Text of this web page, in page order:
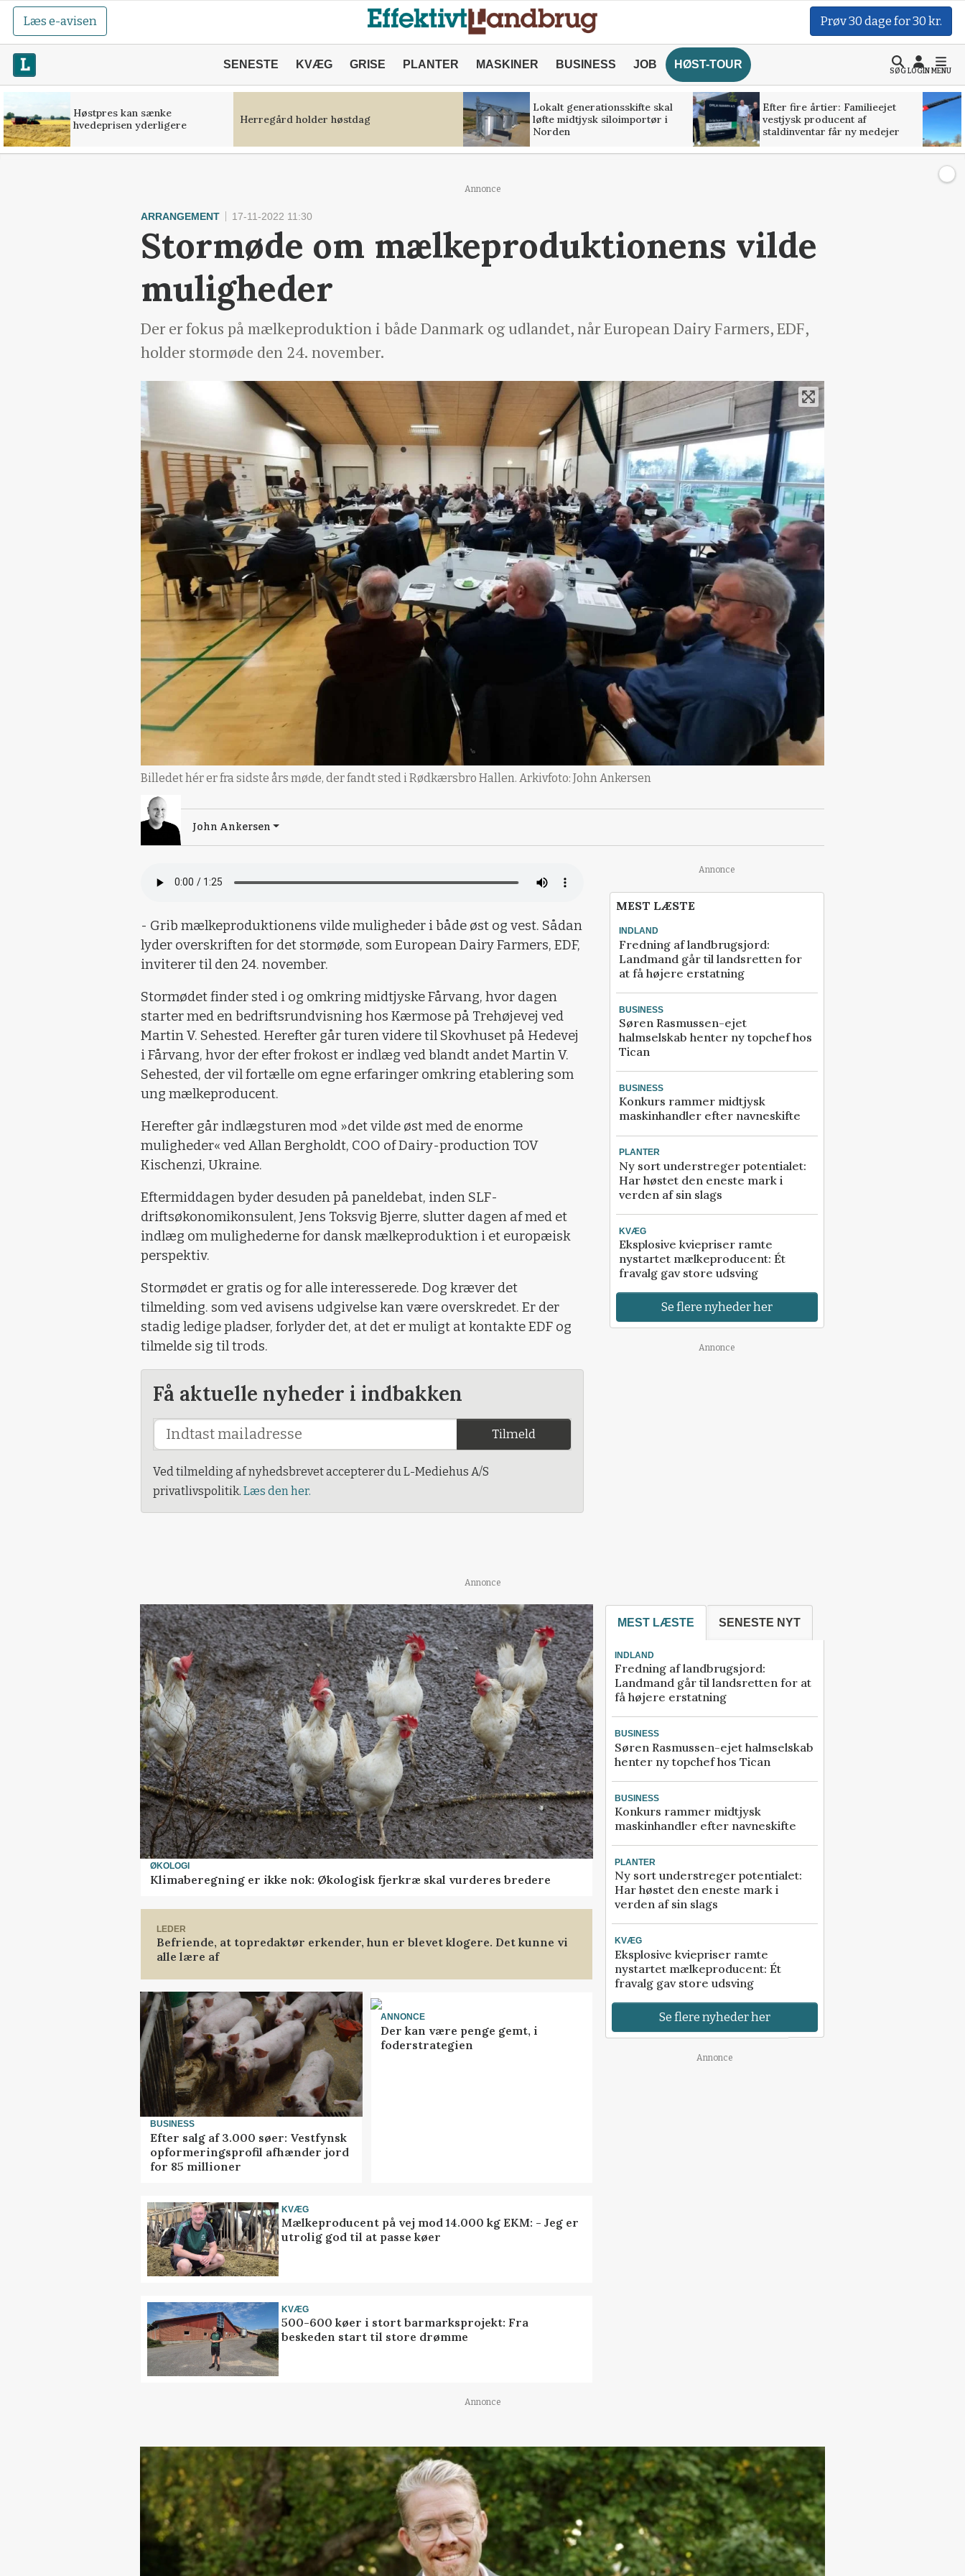
Læs e-avisen Prøv 30 dage for 30 kr.
SENESTE KVÆG GRISE PLANTER MASKINER BUSINESS JOB HØST-TOUR
SØGLOGINMENU
Høstpres kan sænke
hvedeprisen yderligere
Herregård holder høstdag
Lokalt generationsskifte skal
løfte midtjysk siloimportør i
Norden
Efter fire årtier: Familieejet
vestjysk producent af
staldinventar får ny medejer
Annonce
ARRANGEMENT 17-11-2022 11:30
Stormøde om mælkeproduktionens vilde
muligheder
Der er fokus på mælkeproduktion i både Danmark og udlandet, når European Dairy Farmers, EDF,
holder stormøde den 24. november.
Billedet hér er fra sidste års møde, der fandt sted i Rødkærsbro Hallen. Arkivfoto: John Ankersen
John Ankersen
- Grib mælkeproduktionens vilde muligheder i både øst og vest. Sådan
lyder overskriften for det stormøde, som European Dairy Farmers, EDF,
inviterer til den 24. november.
Stormødet finder sted i og omkring midtjyske Fårvang, hvor dagen
starter med en bedriftsrundvisning hos Kærmose på Trehøjevej ved
Martin V. Sehested. Herefter går turen videre til Skovhuset på Hedevej
i Fårvang, hvor der efter frokost er indlæg ved blandt andet Martin V.
Sehested, der vil fortælle om egne erfaringer omkring etablering som
ung mælkeproducent.
Herefter går indlægsturen mod »det vilde øst med de enorme
muligheder« ved Allan Bergholdt, COO of Dairy-production TOV
Kischenzi, Ukraine.
Eftermiddagen byder desuden på paneldebat, inden SLF-
driftsøkonomikonsulent, Jens Toksvig Bjerre, slutter dagen af med et
indlæg om mulighederne for dansk mælkeproduktion i et europæisk
perspektiv.
Stormødet er gratis og for alle interesserede. Dog kræver det
tilmelding. som ved avisens udgivelse kan være overskredet. Er der
stadig ledige pladser, forlyder det, at det er muligt at kontakte EDF og
tilmelde sig til trods.
Få aktuelle nyheder i indbakken
Tilmeld
Ved tilmelding af nyhedsbrevet accepterer du L-Mediehus A/S
privatlivspolitik. Læs den her.
Annonce
MEST LÆSTE
INDLAND
Fredning af landbrugsjord:
Landmand går til landsretten for
at få højere erstatning
BUSINESS
Søren Rasmussen-ejet
halmselskab henter ny topchef hos
Tican
BUSINESS
Konkurs rammer midtjysk
maskinhandler efter navneskifte
PLANTER
Ny sort understreger potentialet:
Har høstet den eneste mark i
verden af sin slags
KVÆG
Eksplosive kviepriser ramte
nystartet mælkeproducent: Ét
fravalg gav store udsving
Se flere nyheder her
Annonce
Annonce
ØKOLOGI
Klimaberegning er ikke nok: Økologisk fjerkræ skal vurderes bredere
LEDER
Befriende, at topredaktør erkender, hun er blevet klogere. Det kunne vi
alle lære af
BUSINESS
Efter salg af 3.000 søer: Vestfynsk
opformeringsprofil afhænder jord
for 85 millioner
ANNONCE
Der kan være penge gemt, i
foderstrategien
KVÆG
Mælkeproducent på vej mod 14.000 kg EKM: - Jeg er
utrolig god til at passe køer
KVÆG
500-600 køer i stort barmarksprojekt: Fra
beskeden start til store drømme
MEST LÆSTE SENESTE NYT
INDLAND
Fredning af landbrugsjord:
Landmand går til landsretten for at
få højere erstatning
BUSINESS
Søren Rasmussen-ejet halmselskab
henter ny topchef hos Tican
BUSINESS
Konkurs rammer midtjysk
maskinhandler efter navneskifte
PLANTER
Ny sort understreger potentialet:
Har høstet den eneste mark i
verden af sin slags
KVÆG
Eksplosive kviepriser ramte
nystartet mælkeproducent: Ét
fravalg gav store udsving
Se flere nyheder her
Annonce
Annonce